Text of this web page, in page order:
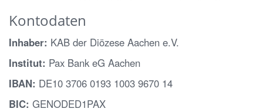
Kontodaten
Inhaber: KAB der Diözese Aachen e.V.
Institut: Pax Bank eG Aachen
IBAN: DE10 3706 0193 1003 9670 14
BIC: GENODED1PAX